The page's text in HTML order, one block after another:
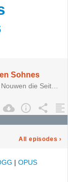
Sohnes
All episodes ›
| OPUS